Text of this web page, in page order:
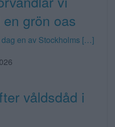
grön oas
en av Stockholms […]
våldsdåd i